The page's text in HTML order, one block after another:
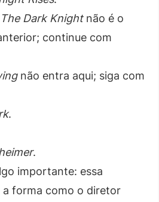
The Dark Knightnão é o
continue com
não entra aqui; siga com
.
.
importante: essa
a forma como o diretor